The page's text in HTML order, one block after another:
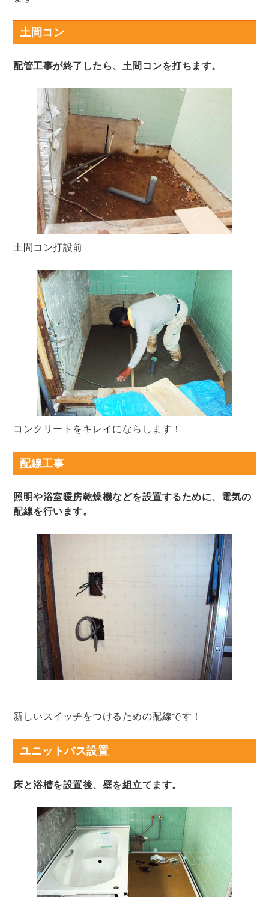
土間コン
配管工事が終了したら、土間コンを打ちます。
土間コン打設前
コンクリートをキレイにならします！
配線工事
照明や浴室暖房乾燥機などを設置するために、電気の
配線を行います。
新しいスイッチをつけるための配線です！
ユニットバス設置
床と浴槽を設置後、壁を組立てます。